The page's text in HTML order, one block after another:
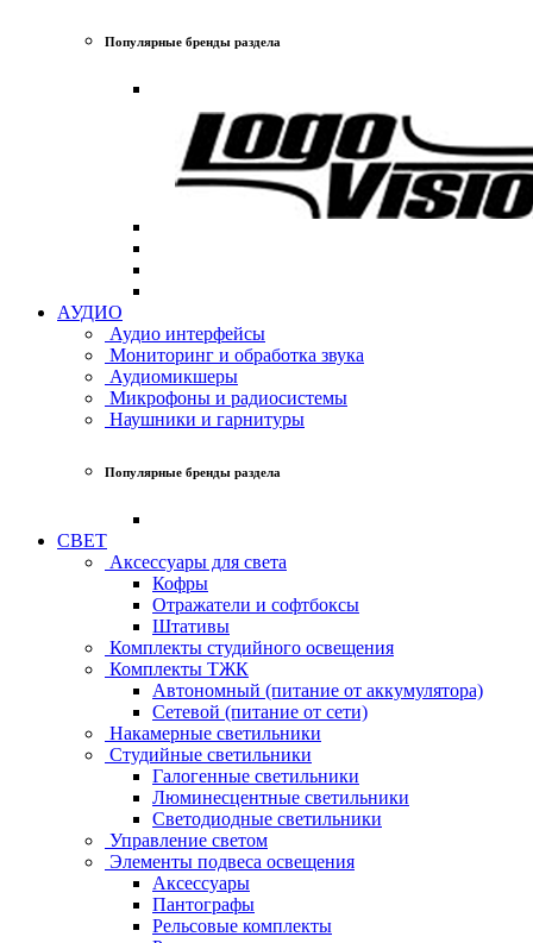
Популярные бренды раздела
АУДИО
Аудио интерфейсы
Мониторинг и обработка звука
Аудиомикшеры
Микрофоны и радиосистемы
Наушники и гарнитуры
Популярные бренды раздела
СВЕТ
Аксессуары для света
Кофры
Отражатели и софтбоксы
Штативы
Комплекты студийного освещения
Комплекты ТЖК
Автономный (питание от аккумулятора)
Сетевой (питание от сети)
Накамерные светильники
Студийные светильники
Галогенные светильники
Люминесцентные светильники
Светодиодные светильники
Управление светом
Элементы подвеса освещения
Аксессуары
Пантографы
Рельсовые комплекты